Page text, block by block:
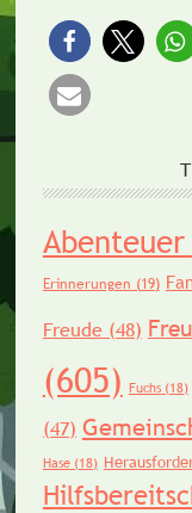
Abenteuer
Erinnerungen (19)
Freude(48)
(605) Fuchs(18)
(47)
Hase(18)